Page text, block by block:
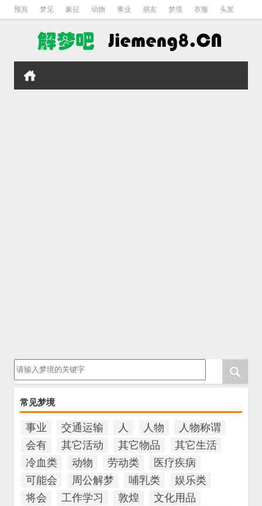
预兆 梦见 象征 动物 事业 朋友 梦境 衣服 头发
常见梦境
事业 交通运输 人 人物
人物称谓
会有
其它活动 其它物品
其它生活
冷血类
动物 劳动类
医疗疾病
可能会
周公解梦 哺乳类
娱乐类
将会
工作学习 敦煌
文化用品